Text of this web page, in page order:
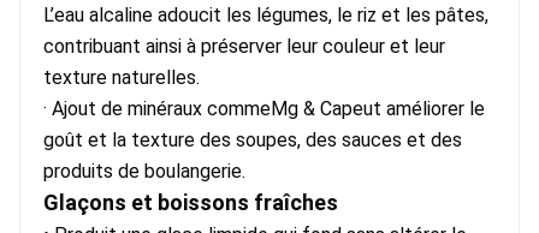
L’eau alcaline adoucit les légumes, le riz et les pâtes,
contribuant ainsi à préserver leur couleur et leur
texture naturelles.
· Ajout de minéraux commeMg & Capeut améliorer le
goût et la texture des soupes, des sauces et des
produits de boulangerie.
Glaçons et boissons fraîches